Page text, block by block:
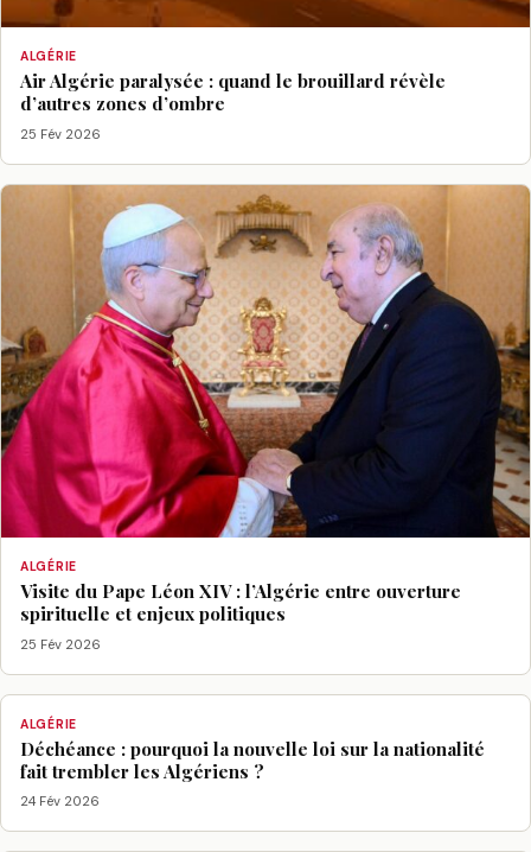
ALGÉRIE
Air Algérie paralysée : quand le brouillard révèle
d’autres zones d’ombre
25 Fév 2026
ALGÉRIE
Visite du Pape Léon XIV : l’Algérie entre ouverture
spirituelle et enjeux politiques
25 Fév 2026
ALGÉRIE
Déchéance : pourquoi la nouvelle loi sur la nationalité
fait trembler les Algériens ?
24 Fév 2026